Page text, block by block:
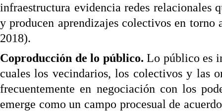
infraestructura evidencia redes relacionales
y producen aprendizajes colectivos en
2018).
Coproducción de lo público. Lo público es
cuales los vecindarios, los colectivos y las
frecuentemente en negociación con los
emerge como un campo procesual de